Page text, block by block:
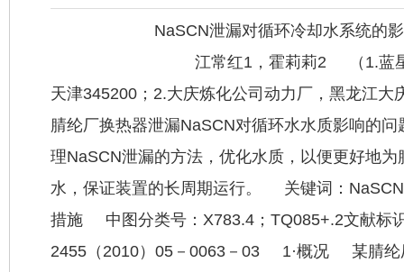
NaSCN泄漏对循环冷却水系统的影
江常红1，霍莉莉2 （1.蓝星（天
天津345200；2.大庆炼化公司动力厂，黑龙江
腈纶厂换热器泄漏NaSCN对循环水水质影响的
理NaSCN泄漏的方法，优化水质，以便更好地
水，保证装置的长周期运行。 关键词：
措施 中图分类号：X783.4；TQ085+.2文献标
2455（2010）05－0063－03 1·概况 某腈纶